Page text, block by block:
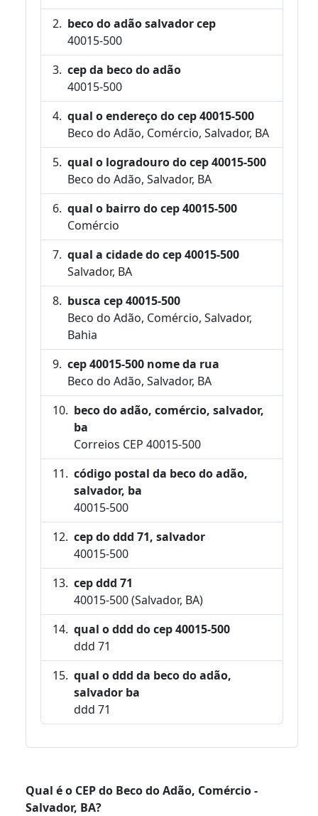
beco do adão salvador cep
40015-500
cep da beco do adão
40015-500
qual o endereço do cep 40015-500
Beco do Adão, Comércio, Salvador, BA
qual o logradouro do cep 40015-500
Beco do Adão, Salvador, BA
qual o bairro do cep 40015-500
Comércio
qual a cidade do cep 40015-500
Salvador, BA
busca cep 40015-500
Beco do Adão, Comércio, Salvador,
Bahia
cep 40015-500 nome da rua
Beco do Adão, Salvador, BA
beco do adão, comércio, salvador,
ba
Correios CEP 40015-500
código postal da beco do adão,
salvador, ba
40015-500
cep do ddd 71, salvador
40015-500
cep ddd 71
40015-500 (Salvador, BA)
qual o ddd do cep 40015-500
ddd 71
qual o ddd da beco do adão,
salvador ba
ddd 71
Qual é o CEP do Beco do Adão, Comércio -
Salvador, BA?